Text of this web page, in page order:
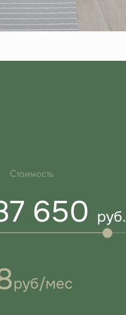
Стоимость
650 руб.
руб/мес